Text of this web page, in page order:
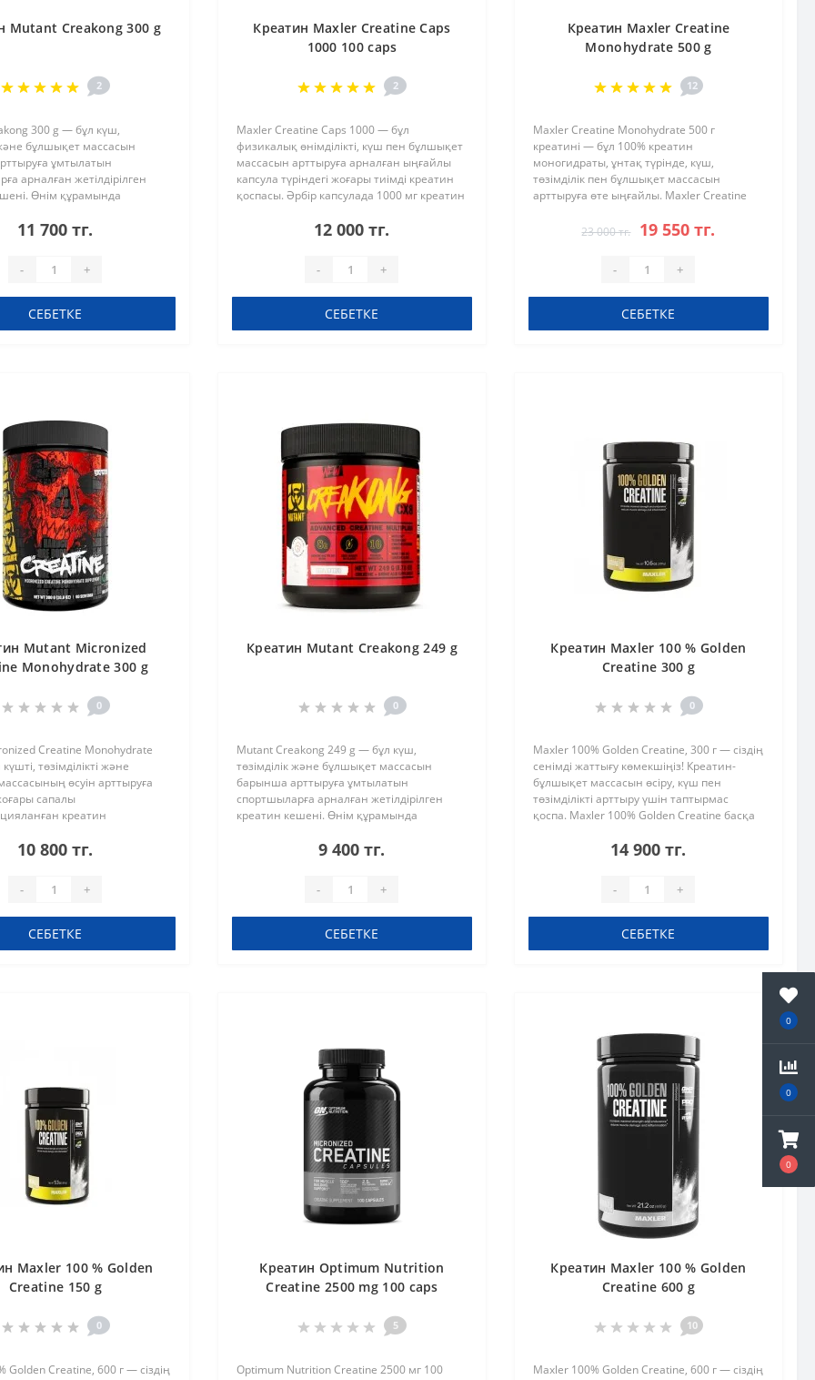
0
0
0
Mutant Creakong 300 g
2
300 g — бұл күш,
және бұлшықет массасын
ұмтылатын
арналған жетілдірілген
Өнім құрамында
бар, олардың тиімділігі
11 700 тг.
- +
СЕБЕТКЕ
Креатин Maxler Creatine Caps
1000 100 caps
2
Maxler Creatine Caps 1000 — бұл
физикалық өнімділікті, күш пен бұлшықет
массасын арттыруға арналған ыңғайлы
капсула түріндегі жоғары тиімді креатин
қоспасы. Әрбір капсулада 1000 мг креатин
капсула бар — бұл толық кур..
12 000 тг.
- +
СЕБЕТКЕ
Креатин Maxler Creatine
Monohydrate 500 g
12
Maxler Creatine Monohydrate 500 г
креатині — бұл 100% креатин
моногидраты, ұнтақ түрінде, күш,
төзімділік пен бұлшықет массасын
арттыруға өте ыңғайлы. Maxler Creatine
мен төзімділікті арттыру үшін
23 000 тг. 19 550 тг.
- +
СЕБЕТКЕ
Mutant Micronized
Monohydrate 300 g
0
Creatine Monohydrate
төзімділікті және
өсуін арттыруға
сапалы
креатин
түрі жақсы еру мен
10 800 тг.
- +
СЕБЕТКЕ
Креатин Mutant Creakong 249 g
0
Mutant Creakong 249 g — бұл күш,
төзімділік және бұлшықет массасын
барынша арттыруға ұмтылатын
спортшыларға арналған жетілдірілген
креатин кешені. Өнім құрамында
бірегей қоспасы бар, олардың тиімділігі
9 400 тг.
- +
СЕБЕТКЕ
Креатин Maxler 100 % Golden
Creatine 300 g
0
Maxler 100% Golden Creatine, 300 г — сіздің
сенімді жаттығу көмекшіңіз! Креатин-
бұлшықет массасын өсіру, күш пен
төзімділікті арттыру үшін таптырмас
қоспа. Maxler 100% Golden Creatine басқа
құрылымымен ерекшелене..
14 900 тг.
- +
СЕБЕТКЕ
Maxler 100 % Golden
Creatine 150 g
0
Golden Creatine, 600 г — сіздің
Креатин Optimum Nutrition
Creatine 2500 mg 100 caps
5
Optimum Nutrition Creatine 2500 мг 100
Креатин Maxler 100 % Golden
Creatine 600 g
10
Maxler 100% Golden Creatine, 600 г — сіздің